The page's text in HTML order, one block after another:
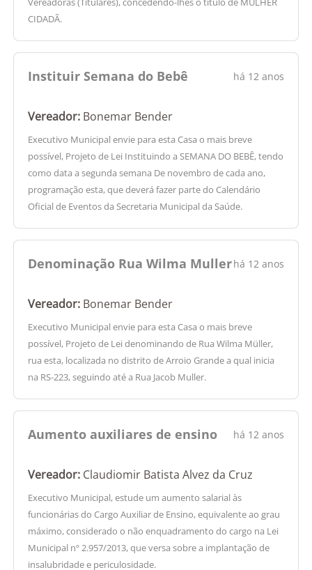
CIDADÃ.
Instituir Semana do Bebê há 12 anos
Vereador: Bonemar Bender
Executivo Municipal envie para esta Casa o mais breve
possível, Projeto de Lei Instituindo a SEMANA DO BEBÊ, tendo
como data a segunda semana De novembro de cada ano,
programação esta, que deverá fazer parte do Calendário
Oficial de Eventos da Secretaria Municipal da Saúde.
Denominação Rua Wilma Mullerhá 12 anos
Vereador: Bonemar Bender
Executivo Municipal envie para esta Casa o mais breve
possível, Projeto de Lei denominando de Rua Wilma Müller,
rua esta, localizada no distrito de Arroio Grande a qual inicia
na RS-223, seguindo até a Rua Jacob Muller.
Aumento auxiliares de ensino há 12 anos
Vereador: Claudiomir Batista Alvez da Cruz
Executivo Municipal, estude um aumento salarial às
funcionárias do Cargo Auxiliar de Ensino, equivalente ao grau
máximo, considerado o não enquadramento do cargo na Lei
Municipal nº 2.957/2013, que versa sobre a implantação de
insalubridade e periculosidade.